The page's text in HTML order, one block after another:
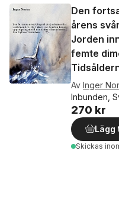
Den
årens
Jorden
femte
Av Inger
Inbunden,
270 kr
Lägg
Skickas